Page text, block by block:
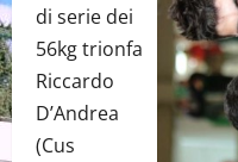
di serie dei
56kg trionfa
Riccardo
D’Andrea
(Cus